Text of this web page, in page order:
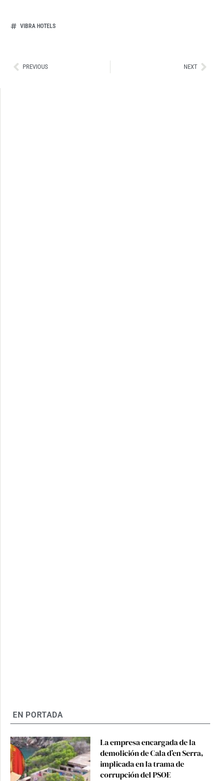
VIBRA HOTELS
AntPREVIOUS NEXT
EN PORTADA
La empresa encargada de la
demolición de Cala d’en Serra,
implicada en la trama de
corrupción del PSOE